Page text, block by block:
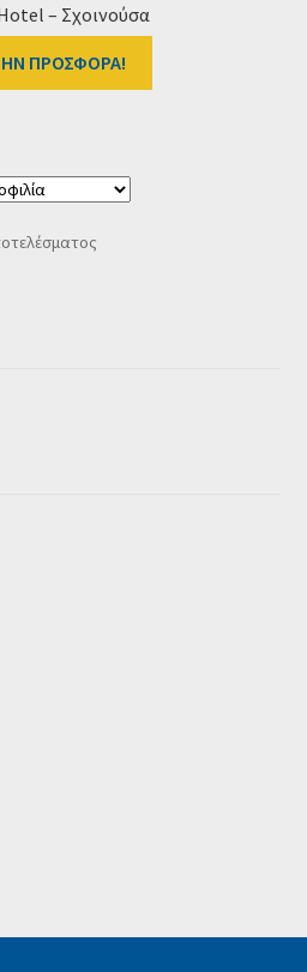
– Σχοινούσα
ΠΡΟΣΦΟΡΑ!